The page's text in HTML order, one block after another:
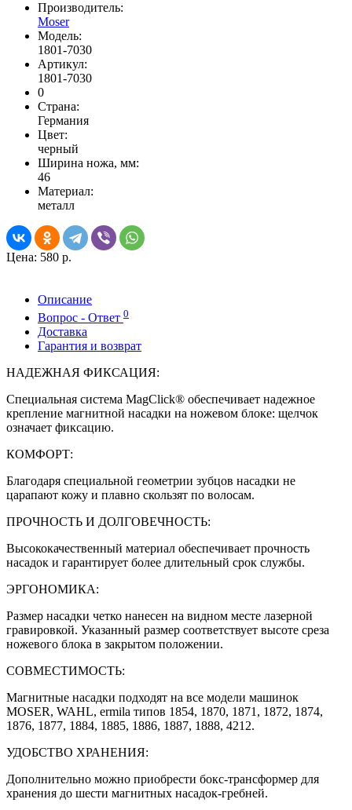
Производитель:
Moser
Модель:
1801-7030
Артикул:
1801-7030
0
Страна:
Германия
Цвет:
черный
Ширина ножа, мм:
46
Материал:
металл
Цена: 580 р.
Описание
Вопрос - Ответ 0
Доставка
Гарантия и возврат
НАДЕЖНАЯ ФИКСАЦИЯ:
Специальная система MagClick® обеспечивает надежное
крепление магнитной насадки на ножевом блоке: щелчок
означает фиксацию.
КОМФОРТ:
Благодаря специальной геометрии зубцов насадки не
царапают кожу и плавно скользят по волосам.
ПРОЧНОСТЬ И ДОЛГОВЕЧНОСТЬ:
Высококачественный материал обеспечивает прочность
насадок и гарантирует более длительный срок службы.
ЭРГОНОМИКА:
Размер насадки четко нанесен на видном месте лазерной
гравировкой. Указанный размер соответствует высоте среза
ножевого блока в закрытом положении.
СОВМЕСТИМОСТЬ:
Магнитные насадки подходят на все модели машинок
MOSER, WAHL, ermila типов 1854, 1870, 1871, 1872, 1874,
1876, 1877, 1884, 1885, 1886, 1887, 1888, 4212.
УДОБСТВО ХРАНЕНИЯ:
Дополнительно можно приобрести бокс-трансформер для
хранения до шести магнитных насадок-гребней.